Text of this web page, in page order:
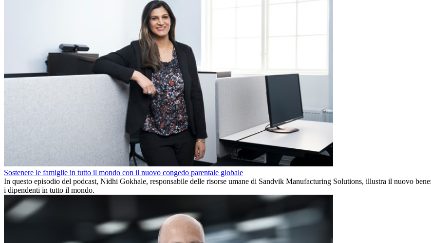
Sostenere le famiglie in tutto il mondo con il nuovo congedo parentale globale
In questo episodio del podcast, Nidhi Gokhale, responsabile delle risorse umane di Sandvik Manufacturing Solutions, illustra il nuovo
i dipendenti in tutto il mondo.